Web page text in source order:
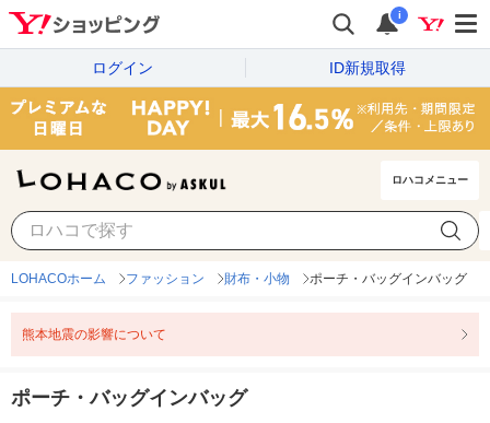
i
ログイン ID新規取得
ロハコメニュー
ポーチ・バッグインバッグ 対象商品
LOHACOホーム ファッション 財布・小物 ポーチ・バッグインバッグ
熊本地震の影響について
ポーチ・バッグインバッグ